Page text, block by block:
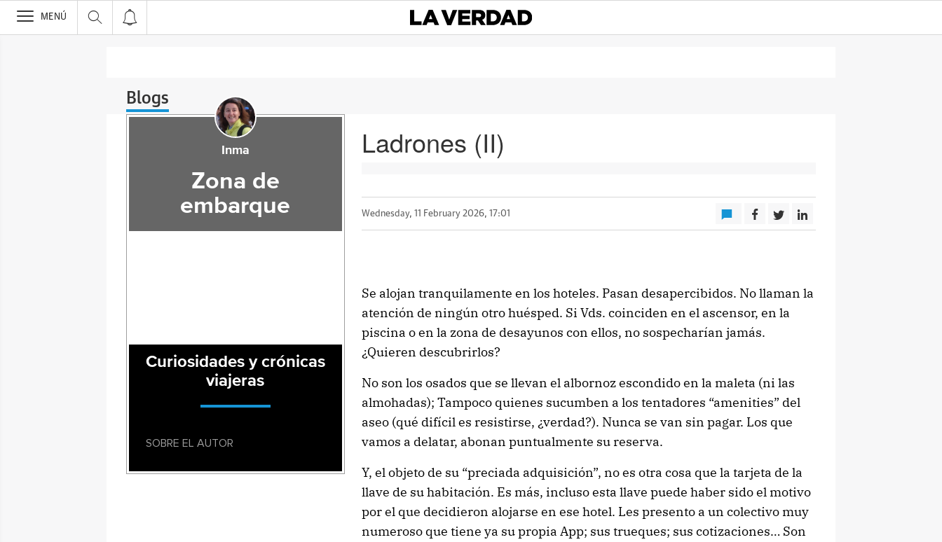
>
MENÚ
Blogs
Ladrones (II)
Wednesday, 11 February 2026, 17:01
Se alojan tranquilamente en los hoteles. Pasan desapercibidos. No llaman la
atención de ningún otro huésped. Si Vds. coinciden en el ascensor, en la
piscina o en la zona de desayunos con ellos, no sospecharían jamás.
¿Quieren descubrirlos?
No son los osados que se llevan el albornoz escondido en la maleta (ni las
almohadas); Tampoco quienes sucumben a los tentadores “amenities” del
aseo (qué difícil es resistirse, ¿verdad?). Nunca se van sin pagar. Los que
vamos a delatar, abonan puntualmente su reserva.
Y, el objeto de su “preciada adquisición”, no es otra cosa que la tarjeta de la
llave de su habitación. Es más, incluso esta llave puede haber sido el motivo
por el que decidieron alojarse en ese hotel. Les presento a un colectivo muy
numeroso que tiene ya su propia App; sus trueques; sus cotizaciones… Son
Inma
Zona de
embarque
Curiosidades y crónicas
viajeras
SOBRE EL AUTOR